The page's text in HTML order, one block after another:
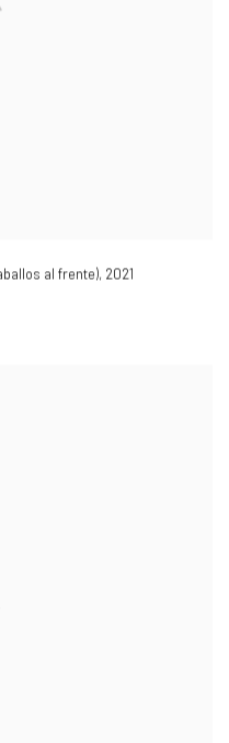
al frente), 2021